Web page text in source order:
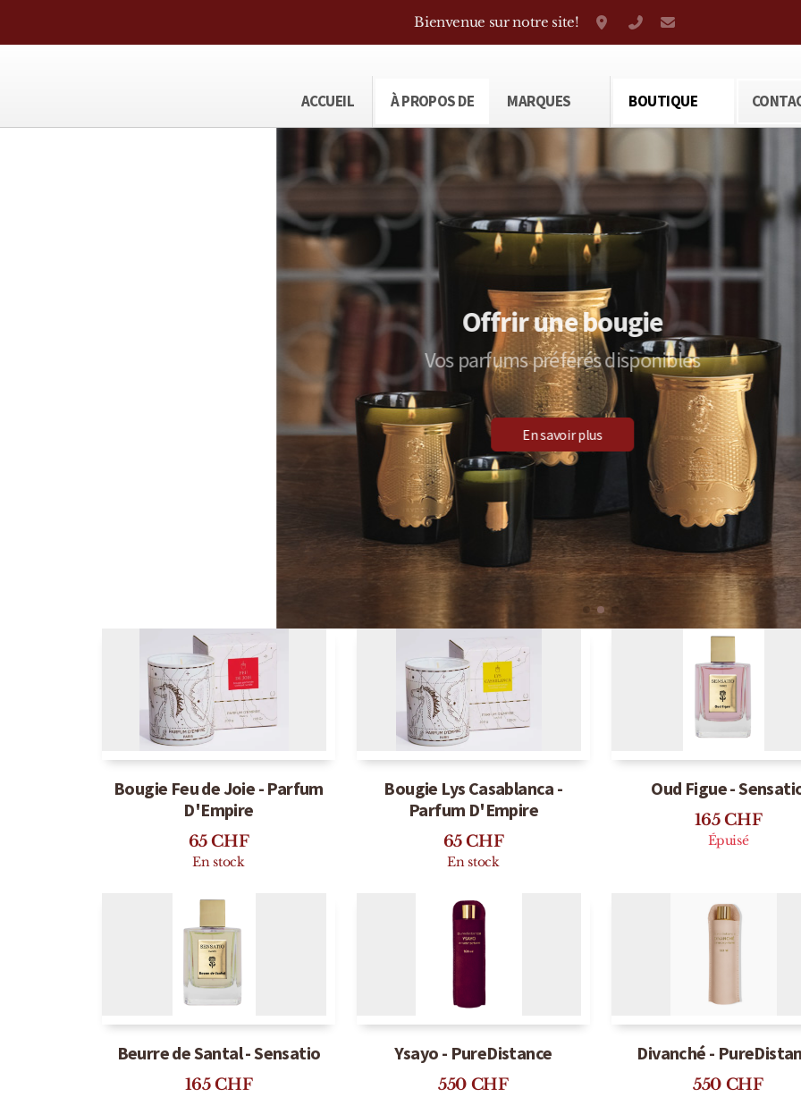
Bienvenue sur notre site! Grand-Rue 38, Genève
+41 22 310 38 75
ACCUEIL À PROPOS DE MARQUES BOUTIQUE
Parfums d'intérieur
Découvrez nos diffuseurs pour votre intérieur
Découvrir notre gamme
Bougie Feu de Joie - Parfum
D'Empire
65CHF
En stock
Bougie Lys Casablanca -
Parfum D'Empire
65 CHF
En stock
Oud Figue -
165CHF
Épuisé